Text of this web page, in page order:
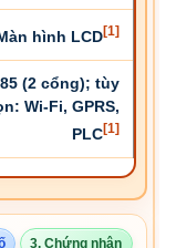
hình LCD[1]
(2 cổng); tùy
Wi-Fi, GPRS,
PLC[1]
3. Chứng nhận